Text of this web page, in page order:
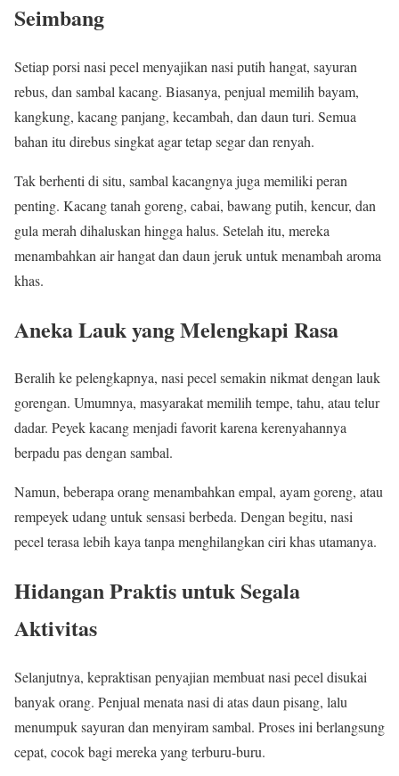
Seimbang
Setiap porsi nasi pecel menyajikan nasi putih hangat, sayuran
rebus, dan sambal kacang. Biasanya, penjual memilih bayam,
kangkung, kacang panjang, kecambah, dan daun turi. Semua
bahan itu direbus singkat agar tetap segar dan renyah.
Tak berhenti di situ, sambal kacangnya juga memiliki peran
penting. Kacang tanah goreng, cabai, bawang putih, kencur, dan
gula merah dihaluskan hingga halus. Setelah itu, mereka
menambahkan air hangat dan daun jeruk untuk menambah aroma
khas.
Aneka Lauk yang Melengkapi Rasa
Beralih ke pelengkapnya, nasi pecel semakin nikmat dengan lauk
gorengan. Umumnya, masyarakat memilih tempe, tahu, atau telur
dadar. Peyek kacang menjadi favorit karena kerenyahannya
berpadu pas dengan sambal.
Namun, beberapa orang menambahkan empal, ayam goreng, atau
rempeyek udang untuk sensasi berbeda. Dengan begitu, nasi
pecel terasa lebih kaya tanpa menghilangkan ciri khas utamanya.
Hidangan Praktis untuk Segala
Aktivitas
Selanjutnya, kepraktisan penyajian membuat nasi pecel disukai
banyak orang. Penjual menata nasi di atas daun pisang, lalu
menumpuk sayuran dan menyiram sambal. Proses ini berlangsung
cepat, cocok bagi mereka yang terburu-buru.